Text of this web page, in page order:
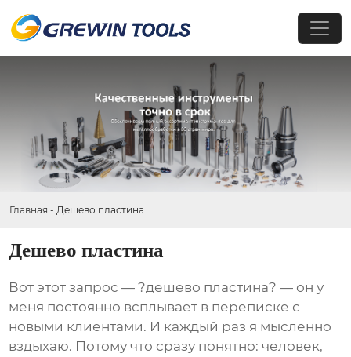
Главная - Дешево пластина
Дешево пластина
Вот этот запрос — ?дешево пластина? — он у
меня постоянно всплывает в переписке с
новыми клиентами. И каждый раз я мысленно
вздыхаю. Потому что сразу понятно: человек,